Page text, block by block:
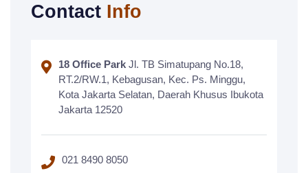
Contact Info
18 Office Park Jl. TB Simatupang No.18,
RT.2/RW.1, Kebagusan, Kec. Ps. Minggu,
Kota Jakarta Selatan, Daerah Khusus Ibukota
Jakarta 12520
021 8490 8050